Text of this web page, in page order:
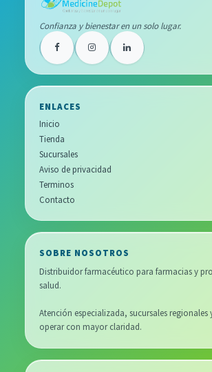
Confianza y bienestar en un solo lugar.
ENLACES
Inicio
Tienda
Sucursales
Aviso de privacidad
Terminos
Contacto
SOBRE NOSOTROS
Distribuidor farmacéutico para farmacias y
salud.
Atención especializada, sucursales regionales
operar con mayor claridad.